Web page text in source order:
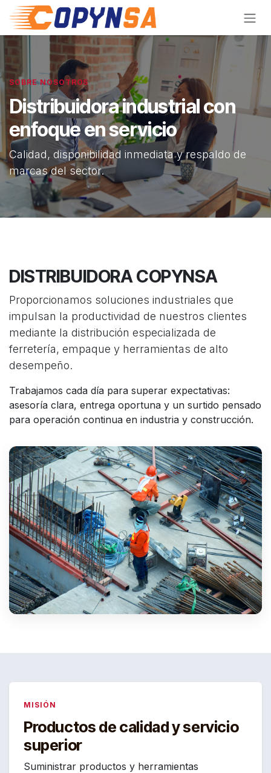
Ir al contenido
SOBRE NOSOTROS
Distribuidora industrial con
enfoque en servicio
Calidad, disponibilidad inmediata y respaldo de
marcas del sector.
DISTRIBUIDORA COPYNSA
Proporcionamos soluciones industriales que
impulsan la productividad de nuestros clientes
mediante la distribución especializada de
ferretería, empaque y herramientas de alto
desempeño.
Trabajamos cada día para superar expectativas:
asesoría clara, entrega oportuna y un surtido pensado
para operación continua en industria y construcción.
MISIÓN
Productos de calidad y servicio
superior
Suministrar productos y herramientas